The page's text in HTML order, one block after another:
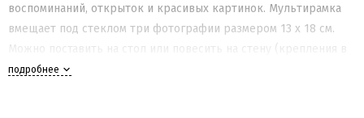
воспоминаний, открыток и красивых картинок. Мультирамка
вмещает под стеклом три фотографии размером 13 х 18 см.
Можно поставить на стол или повесить на стену (крепления в
комплекте).
подробнее